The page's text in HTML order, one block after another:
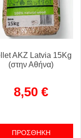
AKZ Latvia 15Κg
(στην Αθήνα)
8,50€
ΠΡΟΣΘΉΚΗ